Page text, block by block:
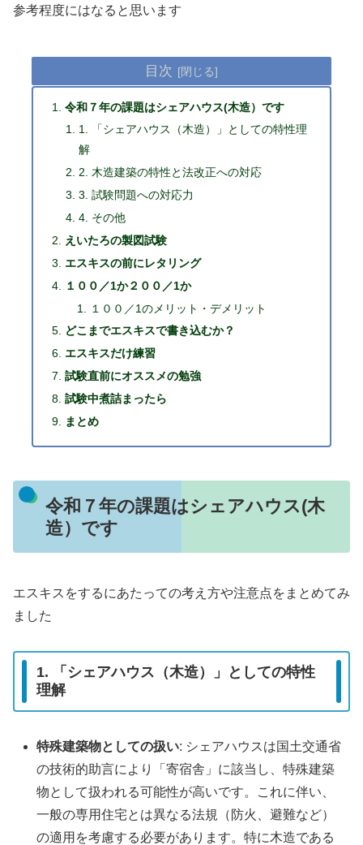
参考程度にはなると思います
目次
令和７年の課題はシェアハウス(木造）です
1. 「シェアハウス（木造）」としての特性理
解
2. 木造建築の特性と法改正への対応
3. 試験問題への対応力
4. その他
えいたろの製図試験
エスキスの前にレタリング
１００／1か２００／1か
１００／1のメリット・デメリット
どこまでエスキスで書き込むか？
エスキスだけ練習
試験直前にオススメの勉強
試験中煮詰まったら
まとめ
令和７年の課題はシェアハウス(木
造）です
エスキスをするにあたっての考え方や注意点をまとめてみ
ました
1. 「シェアハウス（木造）」としての特性
理解
特殊建築物としての扱い: シェアハウスは国土交通省
の技術的助言により「寄宿舎」に該当し、特殊建築
物として扱われる可能性が高いです。これに伴い、
一般の専用住宅とは異なる法規（防火、避難など）
の適用を考慮する必要があります。特に木造である